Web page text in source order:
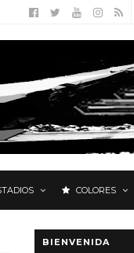
COLORES
BIENVENIDA